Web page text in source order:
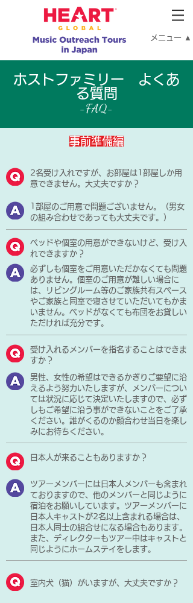
メニュー ▲
ホストファミリー よくあ
る質問
-FAQ-
事前準備編
2名受け入れですが、お部屋は1部屋しか用
意できません。大丈夫ですか？
1部屋のご用意で問題ございません。（男女
の組み合わせであっても大丈夫です。）
ベッドや個室の用意ができないけど、受け入
れできますか？
必ずしも個室をご用意いただかなくても問題
ありません。個室のご用意が難しい場合に
は、リビングルーム等のご家族共有スペース
やご家族と同室で寝させていただいてもかま
いません。ベッドがなくても布団をお貸しい
ただければ充分です。
受け入れるメンバーを指名することはできま
すか？
男性、女性の希望はできるかぎりご要望に沿
えるよう努力いたしますが、メンバーについ
ては状況に応じて決定いたしますので、必ず
しもご希望に沿う事ができないことをご了承
ください。誰がくるのか顔合わせ当日を楽し
みにお待ちください。
日本人が来ることもありますか？
ツアーメンバーには日本人メンバーも含まれ
ておりますので、他のメンバーと同じように
宿泊をお願いしています。ツアーメンバーに
日本人キャストが2名以上含まれる場合は、
日本人同士の組合せになる場合もあります。
また、ディレクターもツアー中はキャストと
同じようにホームステイをします。
室内犬（猫）がいますが、大丈夫ですか？